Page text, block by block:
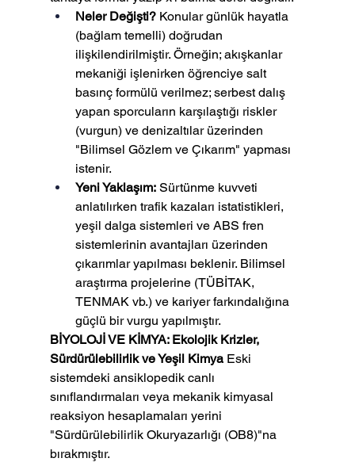
Neler Değişti? Konular günlük hayatla
(bağlam temelli) doğrudan
ilişkilendirilmiştir. Örneğin; akışkanlar
mekaniği işlenirken öğrenciye salt
basınç formülü verilmez; serbest dalış
yapan sporcuların karşılaştığı riskler
(vurgun) ve denizaltılar üzerinden
"Bilimsel Gözlem ve Çıkarım" yapması
istenir.
Yeni Yaklaşım: Sürtünme kuvveti
anlatılırken trafik kazaları istatistikleri,
yeşil dalga sistemleri ve ABS fren
sistemlerinin avantajları üzerinden
çıkarımlar yapılması beklenir. Bilimsel
araştırma projelerine (TÜBİTAK,
TENMAK vb.) ve kariyer farkındalığına
güçlü bir vurgu yapılmıştır.
BİYOLOJİ VE KİMYA: Ekolojik Krizler,
Sürdürülebilirlik ve Yeşil Kimya Eski
sistemdeki ansiklopedik canlı
sınıflandırmaları veya mekanik kimyasal
reaksiyon hesaplamaları yerini
"Sürdürülebilirlik Okuryazarlığı (OB8)"na
bırakmıştır.